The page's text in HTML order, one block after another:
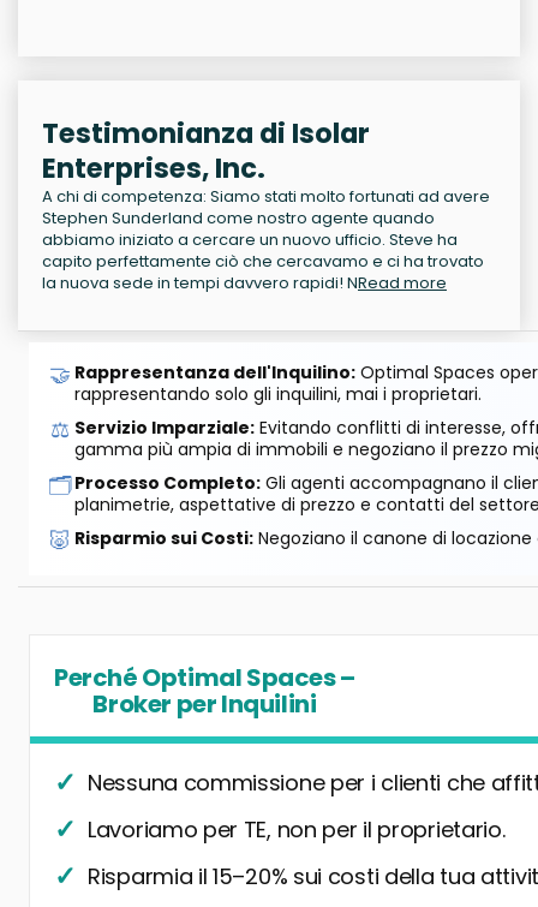
Testimonianza di Isolar
Enterprises, Inc.
A chi di competenza: Siamo stati molto fortunati ad avere
Stephen Sunderland come nostro agente quando
abbiamo iniziato a cercare un nuovo ufficio. Steve ha
capito perfettamente ciò che cercavamo e ci ha trovato
la nuova sede in tempi davvero rapidi! NRead more
🤝 Rappresentanza dell'Inquilino: Optimal Spaces
rappresentando solo gli inquilini, mai i proprietari.
⚖️ Servizio Imparziale: Evitando conflitti di interesse,
gamma più ampia di immobili e negoziano il prezzo
🗂️Processo Completo: Gli agenti accompagnano il
planimetrie, aspettative di prezzo e contatti del
🐷 Risparmio sui Costi: Negoziano il canone di
Perché Optimal Spaces –
Broker per Inquilini
Nessuna commissione per i clienti che
Lavoriamo per TE, non per il proprietario.
Risparmia il 15–20% sui costi della tua